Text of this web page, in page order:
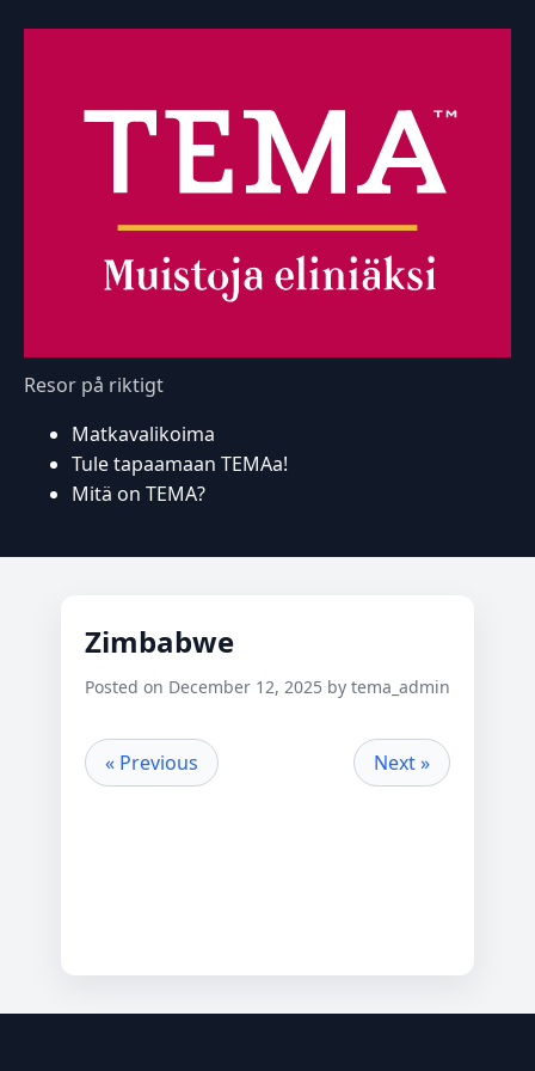
Resor på riktigt
Matkavalikoima
Tule tapaamaan TEMAa!
Mitä on TEMA?
Zimbabwe
Posted on December 12, 2025 by tema_admin
« Previous Next »